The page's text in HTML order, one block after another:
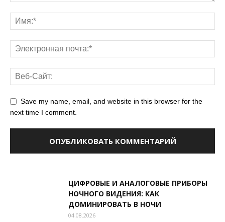
Save my name, email, and website in this browser for the
next time I comment.
ЦИФРОВЫЕ И АНАЛОГОВЫЕ ПРИБОРЫ
НОЧНОГО ВИДЕНИЯ: КАК
ДОМИНИРОВАТЬ В НОЧИ
04.08.2026